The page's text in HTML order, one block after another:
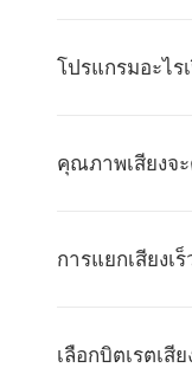
โปรแกรมอะไร
คุณภาพเสียงจ
การแยกเสียงเ
เลือกบิตเรตเสี